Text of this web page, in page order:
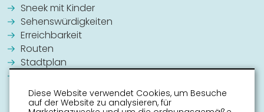
Sneek mit Kinder
Sehenswürdigkeiten
Erreichbarkeit
Routen
Stadtplan
Diese Website verwendet Cookies, um Besuche
auf der Website zu analysieren, für